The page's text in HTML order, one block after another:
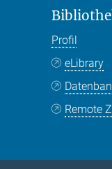
Profil
eLibrary
Remote